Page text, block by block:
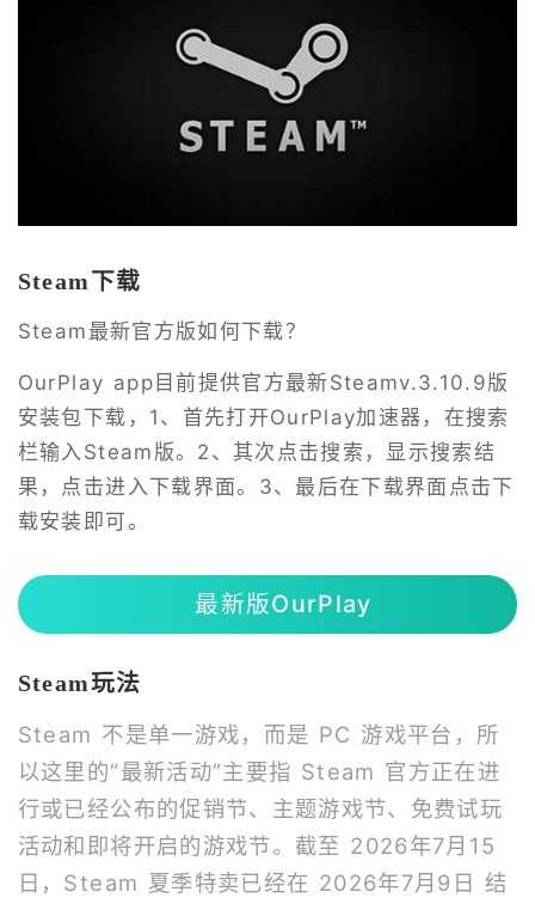
Steam下载
Steam最新官方版如何下载？
OurPlay app目前提供官方最新Steamv.3.10.9版
安装包下载，1、首先打开OurPlay加速器，在搜索
栏输入Steam版。2、其次点击搜索，显示搜索结
果，点击进入下载界面。3、最后在下载界面点击下
载安装即可。
最新版OurPlay
Steam玩法
Steam 不是单一游戏，而是 PC 游戏平台，所
以这里的“最新活动”主要指 Steam 官方正在进
行或已经公布的促销节、主题游戏节、免费试玩
活动和即将开启的游戏节。截至 2026年7月15
日，Steam 夏季特卖已经在 2026年7月9日 结